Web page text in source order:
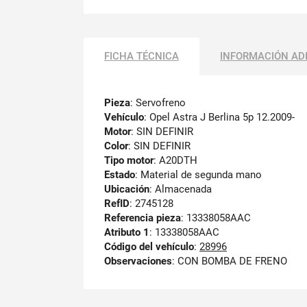
FICHA TÉCNICA INFORMACIÓN
Pieza: Servofreno
Vehículo: Opel Astra J Berlina 5p 12.2009-
Motor: SIN DEFINIR
Color: SIN DEFINIR
Tipo motor: A20DTH
Estado: Material de segunda mano
Ubicación: Almacenada
RefID: 2745128
Referencia pieza: 13338058AAC
Atributo 1 : 13338058AAC
Código del vehículo: 28996
Observaciones: CON BOMBA DE FRENO